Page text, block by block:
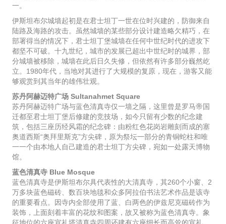
一。
伊斯坦布尔城墙起初是在君士坦丁一世在位时兴建的，防御来自
陆路及海路的攻击。虽然城墙的某些部分设计建造略欠精巧，在
部署得当的情况下，君士坦丁堡城墙在任何中世纪时代的进攻下
都坚不可破。十九世纪，城市的发展已超出中世纪时的城界，部
分城墙被移除，城墙在此后日久失修，但依然有许多部分巍然屹
立。1980年代，当地对其进行了大规模的复原，现在，游客又能
够观赏到其当年的雄伟壮观。
苏丹阿赫迈特广场 Sultanahmet Square
苏丹阿赫迈特广场与蓝色清真寺仅一墙之隔，这里曾是罗马帝国
迁都至君士坦丁堡后修建的竞技场，如今只留有少数的纪念建
筑，包括三座历经风霜的纪念碑：由粉红色花岗岩雕刻而成的塞
奥道西斯“奥拜里斯克”方尖碑，原为祭坛一部分的青铜蛇柱和唯
一一个由本地人自己建造的君士坦丁方尖碑，宛如一处露天博物
馆。
蓝色清真寺 Blue Mosque
蓝色清真寺是伊斯坦布尔具代表性的大清真寺，其260个小窗、2
万多块蓝色磁砖、数百块地毯和众多阿拉伯书法艺术作品是该寺
的重要看点。因寺内全部使用了蓝、白两色的伊兹尼克磁砖作为
装饰，上面刻着丰富的花纹和图案，故又被称为蓝色清真寺。象